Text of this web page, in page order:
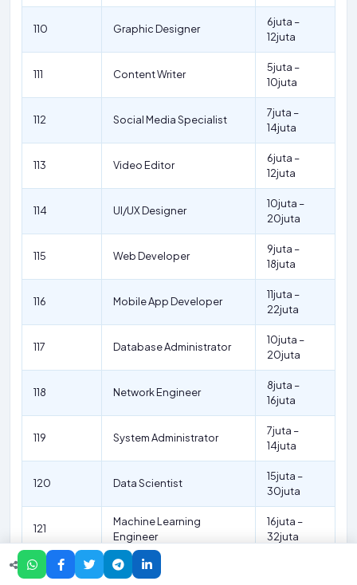
110 Graphic Designer
6juta –
12juta
111 Content Writer
5juta –
10juta
112 Social Media Specialist
7juta –
14juta
113 Video Editor
6juta –
12juta
114 UI/UX Designer
10juta –
20juta
115 Web Developer
9juta –
18juta
116 Mobile App Developer
11juta –
22juta
117 Database Administrator
10juta –
20juta
118 Network Engineer
8juta –
16juta
119 System Administrator
7juta –
14juta
120 Data Scientist
15juta –
30juta
121
Machine Learning
Engineer
16juta –
32juta
122 AI Researcher